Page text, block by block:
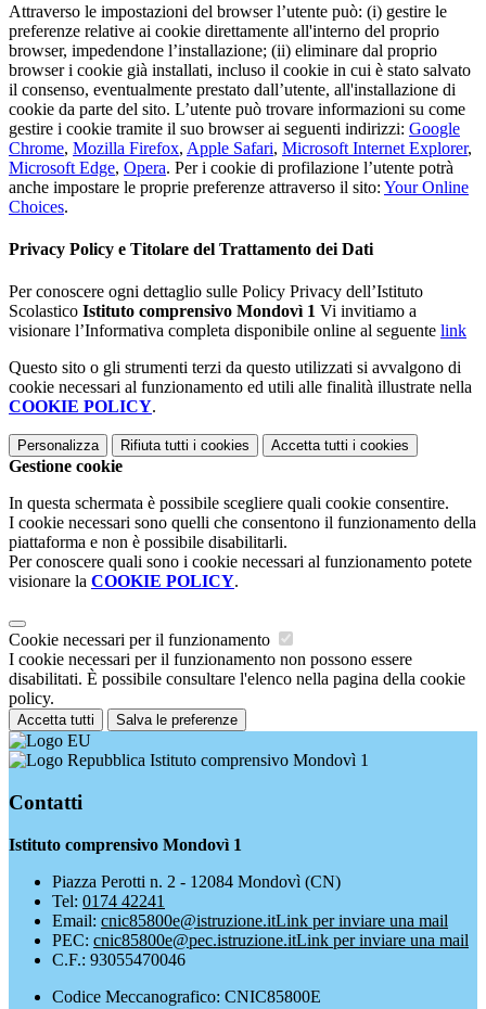
Attraverso le impostazioni del browser l’utente può: (i) gestire le
preferenze relative ai cookie direttamente all'interno del proprio
browser, impedendone l’installazione; (ii) eliminare dal proprio
browser i cookie già installati, incluso il cookie in cui è stato salvato
il consenso, eventualmente prestato dall’utente, all'installazione di
cookie da parte del sito. L’utente può trovare informazioni su come
gestire i cookie tramite il suo browser ai seguenti indirizzi: Google
Chrome, Mozilla Firefox, Apple Safari, Microsoft Internet Explorer,
Microsoft Edge, Opera. Per i cookie di profilazione l’utente potrà
anche impostare le proprie preferenze attraverso il sito: Your Online
Choices.
Privacy Policy e Titolare del Trattamento dei Dati
Per conoscere ogni dettaglio sulle Policy Privacy dell’Istituto
Scolastico Istituto comprensivo Mondovì 1 Vi invitiamo a
visionare l’Informativa completa disponibile online al seguente link
Questo sito o gli strumenti terzi da questo utilizzati si avvalgono di
cookie necessari al funzionamento ed utili alle finalità illustrate nella
COOKIE POLICY.
Personalizza Rifiuta tutti i cookies Accetta tutti i cookies
Gestione cookie
In questa schermata è possibile scegliere quali cookie consentire.
I cookie necessari sono quelli che consentono il funzionamento della
piattaforma e non è possibile disabilitarli.
Per conoscere quali sono i cookie necessari al funzionamento potete
visionare la COOKIE POLICY.
Cookie necessari per il funzionamento
I cookie necessari per il funzionamento non possono essere
disabilitati. È possibile consultare l'elenco nella pagina della cookie
policy.
Accetta tutti Salva le preferenze
Istituto comprensivo Mondovì 1
Contatti
Istituto comprensivo Mondovì 1
Piazza Perotti n. 2 - 12084 Mondovì (CN)
Tel: 0174 42241
Email: cnic85800e@istruzione.itLink per inviare una mail
PEC: cnic85800e@pec.istruzione.itLink per inviare una mail
C.F.: 93055470046
Codice Meccanografico: CNIC85800E